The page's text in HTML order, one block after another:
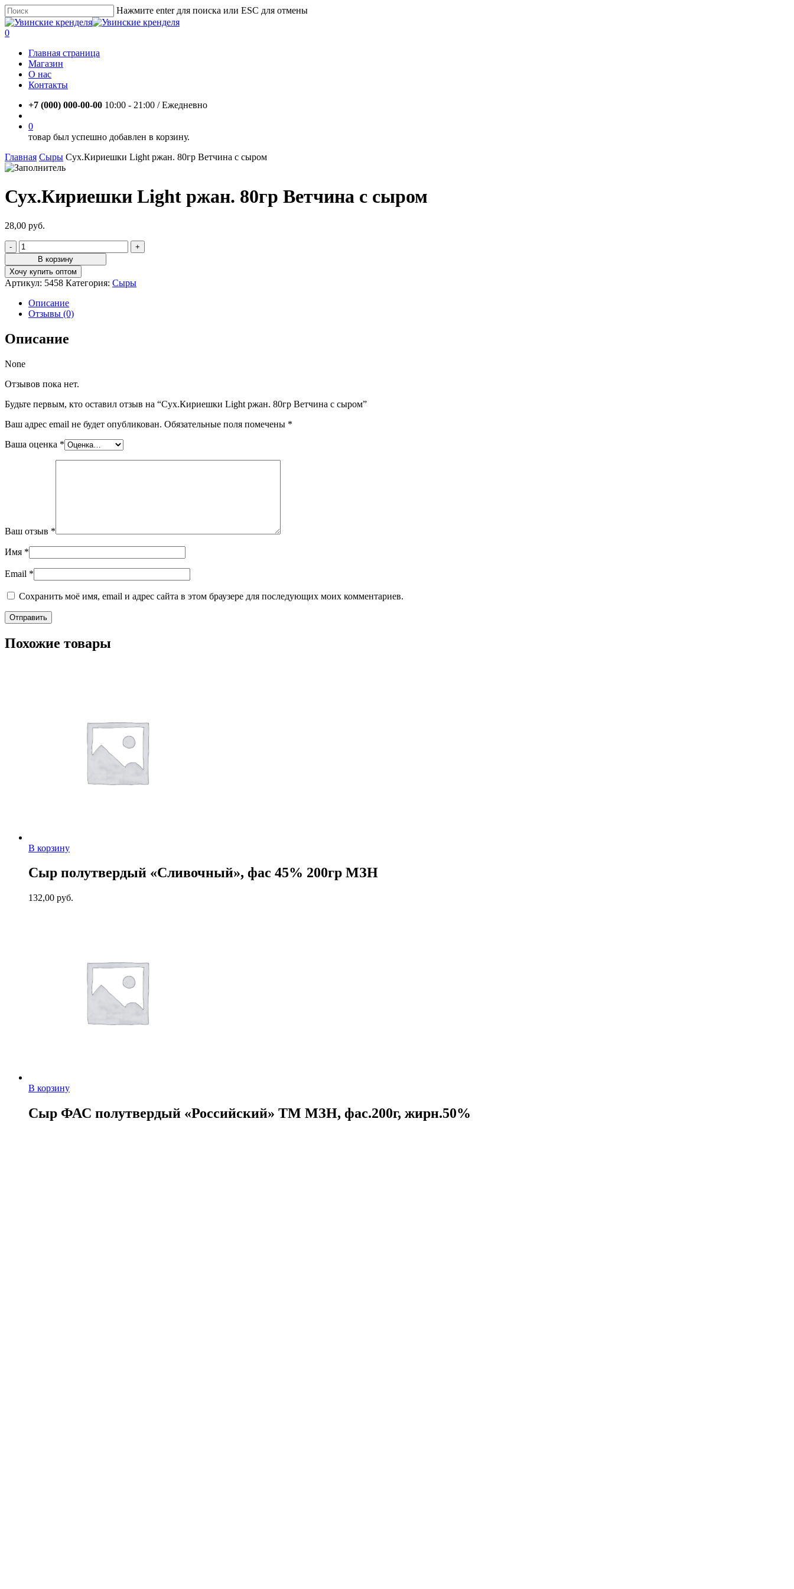
Skip
to
main
Нажмите enter для поиска или ESC для отмены
Close
Search
account
0
Главная страница
Магазин
О нас
Контакты
+7 (000) 000-00-00 10:00 - 21:00 / Eжедневно
0
товар был успешно добавлен в корзину.
Главная Сыры Сух.Кириешки Light ржан. 80гр Ветчина с сыром
Сух.Кириешки Light ржан. 80гр Ветчина с сыром
28,00 руб.
Количество
товара
Сух.Кириешки
Light
ржан.
80гр
Ветчина
В корзину
Хочу купить оптом
Артикул: 5458 Категория: Сыры
Описание
Отзывы (0)
Описание
None
Отзывов пока нет.
Будьте первым, кто оставил отзыв на “Сух.Кириешки Light ржан. 80гр Ветчина с сыром”
Ваш адрес email не будет опубликован. Обязательные поля помечены *
Ваша оценка *
Ваш отзыв *
Имя *
Email *
Сохранить моё имя, email и адрес сайта в этом браузере для последующих моих комментариев.
Похожие товары
В корзину
Сыр полутвердый «Сливочный», фас 45% 200гр МЗН
132,00 руб.
В корзину
Сыр ФАС полутвердый «Российский» ТМ МЗН, фас.200г, жирн.50%